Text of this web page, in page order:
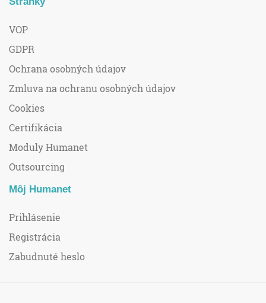
VOP
GDPR
Ochrana osobných údajov
Zmluva na ochranu osobných údajov
Cookies
Certifikácia
Moduly Humanet
Outsourcing
Môj Humanet
Prihlásenie
Registrácia
Zabudnuté heslo